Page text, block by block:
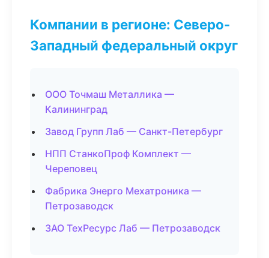
Компании в регионе: Северо-
Западный федеральный округ
ООО Точмаш Металлика —
Калининград
Завод Групп Лаб — Санкт-Петербург
НПП СтанкоПроф Комплект —
Череповец
Фабрика Энерго Мехатроника —
Петрозаводск
ЗАО ТехРесурс Лаб — Петрозаводск